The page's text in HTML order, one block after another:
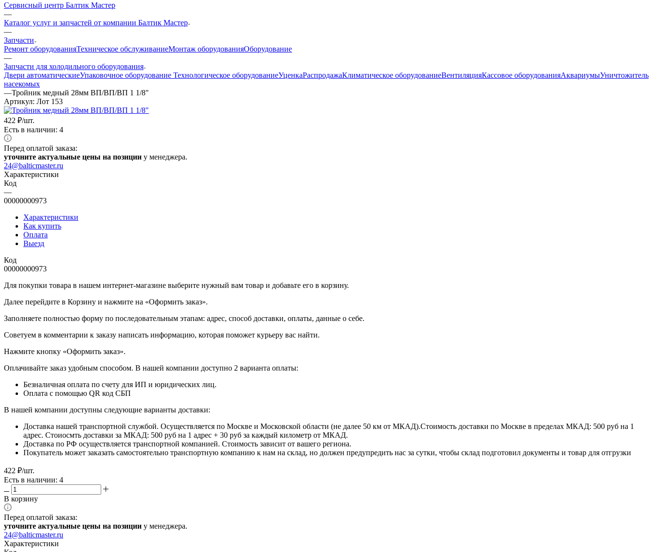
Сервисный центр Балтик Мастер
—
Каталог услуг и запчастей от компании Балтик Мастер
—
Запчасти
Ремонт оборудованияТехническое обслуживаниеМонтаж оборудованияОборудование
—
Запчасти для холодильного оборудования
Двери автоматическиеУпаковочное оборудование Технологическое оборудованиеУценкаРаспродажаКлиматическое оборудованиеВентиляцияКассовое оборудованияАквариумыУничтожитель
насекомых
—Тройник медный 28мм ВП/ВП/ВП 1 1/8"
Артикул: Лот 153
422 ₽/шт.
Есть в наличии: 4
Перед оплатой заказа:
уточните актуальные цены на позиции у менеджера.
24@balticmaster.ru
Характеристики
Код
—
00000000973
Характеристики
Как купить
Оплата
Выезд
Код
00000000973
Для покупки товара в нашем интернет-магазине выберите нужный вам товар и добавьте его в корзину.
Далее перейдите в Корзину и нажмите на «Оформить заказ».
​​​​​​​Заполняете полностью форму по последовательным этапам: адрес, способ доставки, оплаты, данные о себе.
​​​​​​​Советуем в комментарии к заказу написать информацию, которая поможет курьеру вас найти.
​​​​​​​Нажмите кнопку «Оформить заказ».
Оплачивайте заказ удобным способом. В нашей компании доступно 2 варианта оплаты:
Безналичная оплата по счету для ИП и юридических лиц.
Оплата с помощью QR код СБП
В нашей компании доступны следующие варианты доставки:
Доставка нашей транспортной службой. Осуществляется по Москве и Московской области (не далее 50 км от МКАД).Стоимость доставки по Москве в пределах МКАД: 500 руб на 1
адрес. Стоиосмть доставки за МКАД: 500 руб на 1 адрес + 30 руб за каждый километр от МКАД.
Доставка по РФ осуществляется транспортной компанией. Стоимость зависит от вашего региона.
Покупатель может заказать самостоятельно транспортную компанию к нам на склад, но должен предупредить нас за сутки, чтобы склад подготовил документы и товар для отгрузки
422 ₽/шт.
Есть в наличии: 4
В корзину
Перед оплатой заказа:
уточните актуальные цены на позиции у менеджера.
24@balticmaster.ru
Характеристики